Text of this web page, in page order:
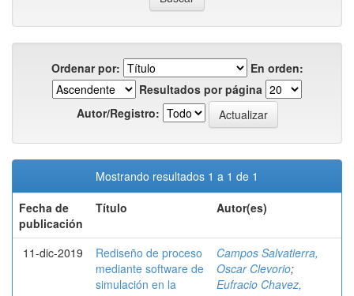
Ordenar por:
En orden:
Resultados por página
Autor/Registro:
Mostrando resultados 1 a 1 de 1
Fecha de
publicación
Título Autor(es)
11-dic-2019
Rediseño de proceso
mediante software de
simulación en la
Campos Salvatierra,
Oscar Clevorio;
Eufracio Chavez,